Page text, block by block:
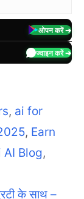
ओपन करें ➔
ज्वाइन करें ➔
, ai for
, Earn
AI Blog,
के साथ –